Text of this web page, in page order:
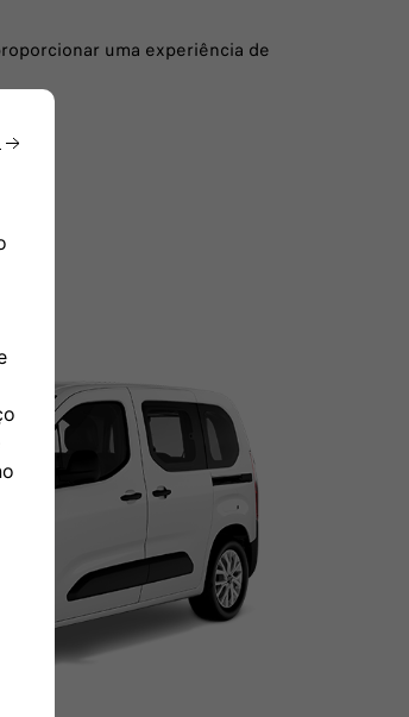
uma experiência de